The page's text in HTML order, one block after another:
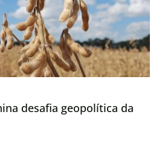
desafia geopolítica da